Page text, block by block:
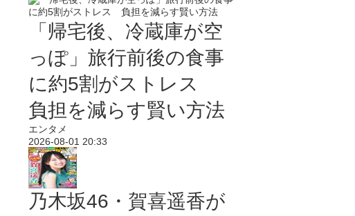
「帰宅後、冷蔵庫が空
っぽ」旅行前後の食事
に約5割がストレス
負担を減らす賢い方法
エンタメ
2026-08-01 20:33
乃木坂46・賀喜遥香が